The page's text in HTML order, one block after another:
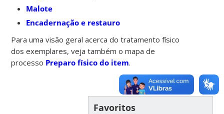
Malote
Encadernação e restauro
Para uma visão geral acerca do tratamento físico
dos exemplares, veja também o mapa de
processo Preparo físico do item.
Favoritos